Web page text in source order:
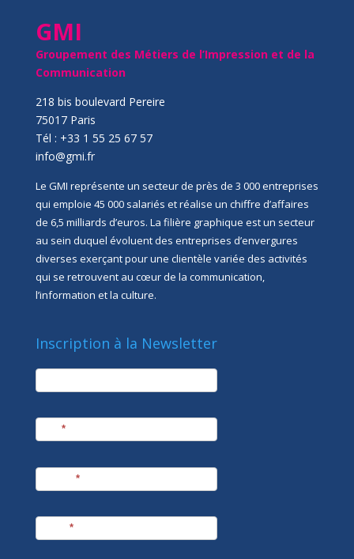
GMI
Groupement des Métiers de l’Impression et de la
Communication
218 bis boulevard Pereire
75017 Paris
Tél : +33 1 55 25 67 57
info@gmi.fr
Le GMI représente un secteur de près de 3 000 entreprises
qui emploie 45 000 salariés et réalise un chiffre d’affaires
de 6,5 milliards d’euros. La filière graphique est un secteur
au sein duquel évoluent des entreprises d’envergures
diverses exerçant pour une clientèle variée des activités
qui se retrouvent au cœur de la communication,
l’information et la culture.
Inscription à la Newsletter
newsletter
*
*
*